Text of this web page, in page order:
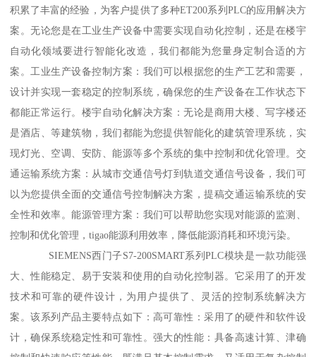
积累了丰富的经验，为客户提供了多种ET200系列PLC的应用解决方
案。无论您是在工业生产设备中需要实现自动化控制，还是在楼宇
自动化领域要进行智能化改造，我们都能为您量身定制合适的方
案。工业生产设备控制方案：我们可以根据您的生产工艺和需要，
设计并实现一套稳定的控制系统，确保您的生产设备在工作状态下
都能正常运行。楼宇自动化解决方案：无论是商用大楼、写字楼还
是酒店、等建筑物，我们都能为您提供智能化的建筑管理系统，实
现灯光、空调、安防、能源等多个系统的集中控制和优化管理。交
通运输系统方案：从城市交通信号灯到轨道交通信号设备，我们可
以为您提供全面的交通信号控制解决方案，提稿交通运输系统的安
全性和效率。能源管理方案：我们可以帮助您实现对能源的监测、
控制和优化管理，tigao能源利用效率，降低能源消耗和环境污染。
SIEMENS西门子S7-200SMART系列PLC模块是一款功能强
大、性能稳定、易于安装和使用的自动化控制器。它采用了的开发
技术和可靠的硬件设计，为用户提供了、灵活的控制系统解决方
案。该系列产品主要特点如下：高可靠性：采用了的硬件和软件设
计，确保系统稳定性和可靠性。强大的性能：具备高速计算、津确